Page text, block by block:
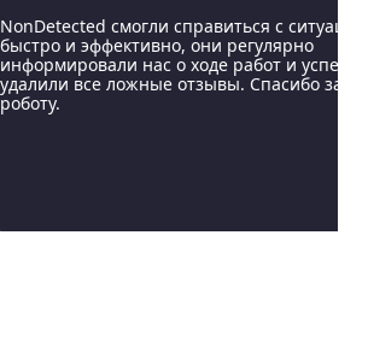
смогли справиться с ситуацией
и эффективно, они регулярно
нас о ходе работ и успешно
все ложные отзывы. Спасибо за вашу